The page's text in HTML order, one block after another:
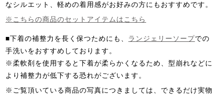
なシルエット、軽めの着用感がお好みの方にもおすすめです。
※こちらの商品のセットアイテムはこちら
■下着の補整力を長く保つためにも、 ランジェリーソープでの
手洗いをおすすめしております。
※柔軟剤を使用すると下着が柔らかくなるため、型崩れなどに
より補整力が低下する恐れがございます。
※ご覧頂いている商品の写真につきましては、できるだけ実物